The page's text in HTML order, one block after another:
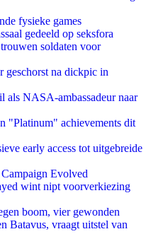
fysieke games
gedeeld op seksfora
soldaten voor
geschorst na dickpic in
als NASA-ambassadeur naar
"Platinum" achievements dit
early access tot uitgebreide
Evolved
wint nipt voorverkiezing
boom, vier gewonden
Batavus, vraagt uitstel van